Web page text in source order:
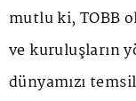
mutlu ki, TOBB
ve kuruluşların
dünyamızı